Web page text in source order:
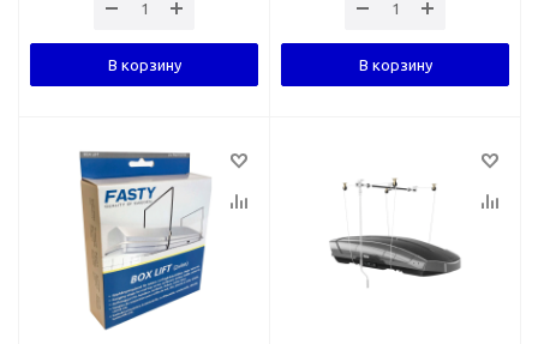
В корзину В корзину